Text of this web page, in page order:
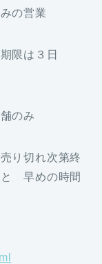
みの営業
限は３日
舗のみ
り切れ次第終
早めの時間